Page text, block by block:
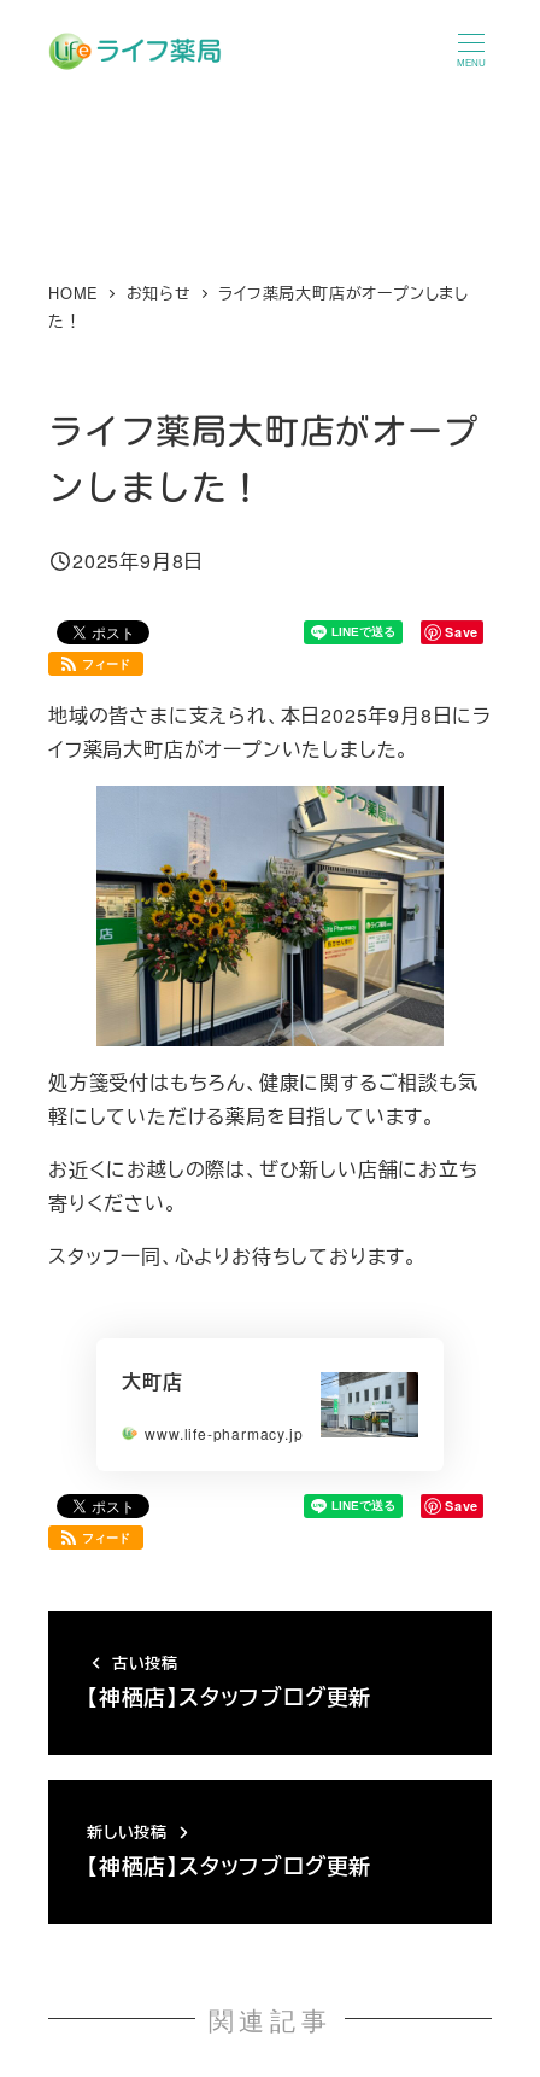
MENU
HOME お知らせ
ライフ薬局大町店がオープンしまし
た！
ライフ薬局大町店がオープ
ンしました！
投稿日
2025年9月8日
Save
フィード
地域の皆さまに支えられ、本日2025年9月8日にラ
イフ薬局大町店がオープンいたしました。
処方箋受付はもちろん、健康に関するご相談も気
軽にしていただける薬局を目指しています。
お近くにお越しの際は、ぜひ新しい店舗にお立ち
寄りください。
スタッフ一同、心よりお待ちしております。
大町店
www.life-pharmacy.jp
Save
フィード
古い投稿
【神栖店】スタッフブログ更新
新しい投稿
【神栖店】スタッフブログ更新
関連記事